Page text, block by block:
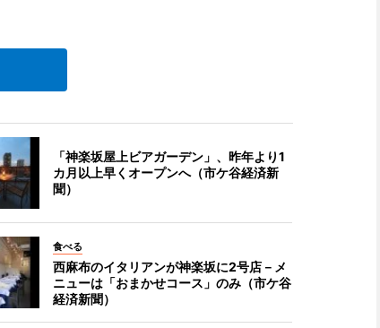
「神楽坂屋上ビアガーデン」、昨年より1
カ月以上早くオープンへ（市ケ谷経済新
聞）
食べる
西麻布のイタリアンが神楽坂に2号店－メ
ニューは「おまかせコース」のみ（市ケ谷
経済新聞）